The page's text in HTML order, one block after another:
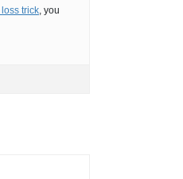
trick, you